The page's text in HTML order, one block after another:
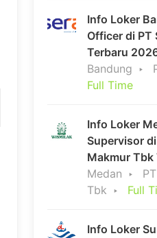
Info Loker
Officer di PT
Terbaru
Bandung
Full Time
Info Loker
Supervisor
Makmur
Medan
Tbk
Full
Info Loker